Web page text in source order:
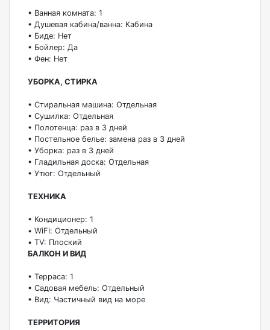
• Ванная комната: 1
• Душевая кабина/ванна: Кабина
• Биде: Нет
• Бойлер: Да
• Фен: Нет
УБОРКА, СТИРКА
• Стиральная машина: Отдельная
• Сушилка: Отдельная
• Полотенца: раз в 3 дней
• Постельное белье: замена раз в 3 дней
• Уборка: раз в 3 дней
• Гладильная доска: Отдельная
• Утюг: Отдельный
ТЕХНИКА
• Кондиционер: 1
• WiFi: Отдельный
• TV: Плоский
БАЛКОН И ВИД
• Терраса: 1
• Садовая мебель: Отдельный
• Вид: Частичный вид на море
ТЕРРИТОРИЯ